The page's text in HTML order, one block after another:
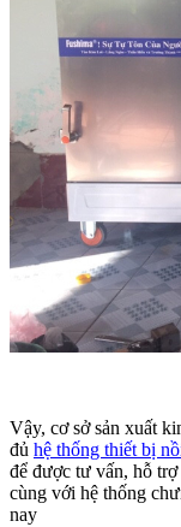
Vậy, cơ sở sản xuất
đủ hệ thống thiết bị
để được tư vấn, hỗ
cùng với hệ thống
nay